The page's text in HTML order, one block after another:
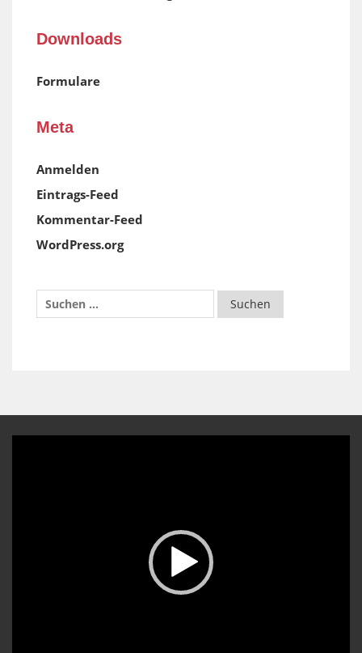
Downloads
Formulare
Meta
Anmelden
Eintrags-Feed
Kommentar-Feed
WordPress.org